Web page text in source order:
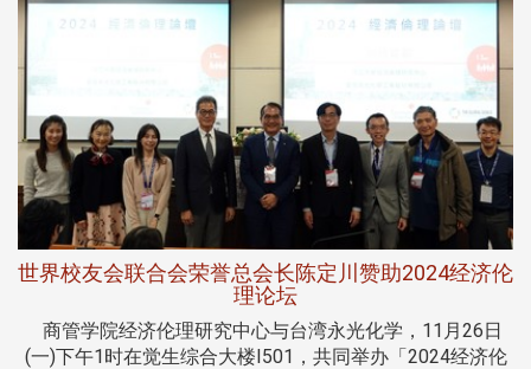
世界校友会联合会荣誉总会长陈定川赞助2024经济伦
理论坛
商管学院经济伦理研究中心与台湾永光化学，11月26日
(一)下午1时在觉生综合大楼I501，共同举办「2024经济伦